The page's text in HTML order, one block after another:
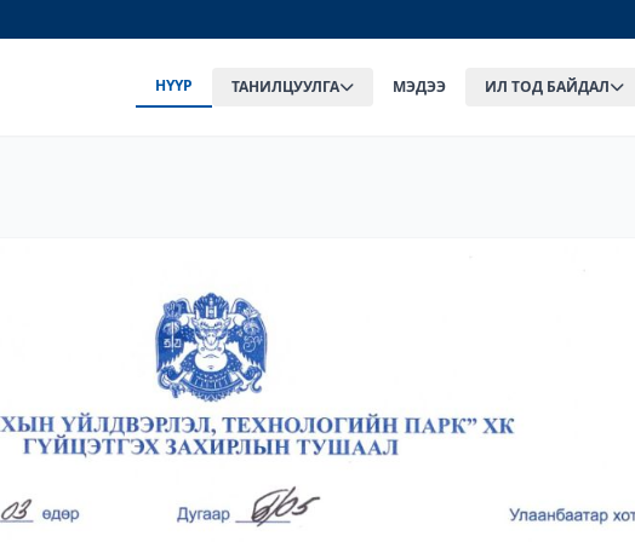
НҮҮР ТАНИЛЦУУЛГА МЭДЭЭ ИЛ ТОД БАЙДАЛ